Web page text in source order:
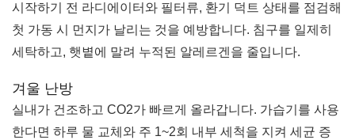
시작하기 전 라디에이터와 필터류, 환기 덕트 상태를 점검해
첫 가동 시 먼지가 날리는 것을 예방합니다. 침구를 일제히
세탁하고, 햇볕에 말려 누적된 알레르겐을 줄입니다.
겨울 난방
실내가 건조하고 CO2가 빠르게 올라갑니다. 가습기를 사용
한다면 하루 물 교체와 주 1~2회 내부 세척을 지켜 세균 증